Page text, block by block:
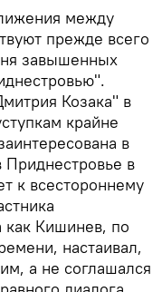
между
прежде всего
завышенных
Козака" в
крайне
в
в
к всестороннему
как Кишинев, по
настаивал,
а не соглашался